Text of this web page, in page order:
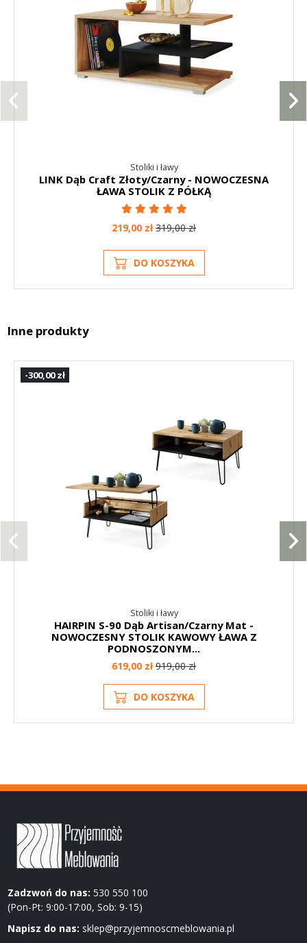
Stoliki i ławy
LINK Dąb Craft Złoty/Czarny - NOWOCZESNA
ŁAWA STOLIK Z PÓŁKĄ
219,00 zł319,00 zł
DO KOSZYKA
Inne produkty
-300,00 zł
Stoliki i ławy
HAIRPIN S-90 Dąb Artisan/Czarny Mat -
NOWOCZESNY STOLIK KAWOWY ŁAWA Z
PODNOSZONYM...
619,00 zł919,00 zł
DO KOSZYKA
Zadzwoń do nas: 530 550 100
(Pon-Pt: 9:00-17:00, Sob: 9-15)
Napisz do nas: sklep@przyjemnoscmeblowania.pl